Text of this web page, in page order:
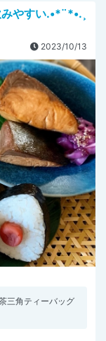
やすい.•*¨*•.¸
2023/10/13
三角ティーバッグ